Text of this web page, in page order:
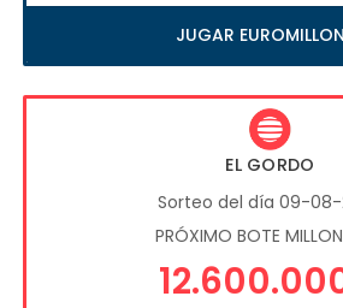
JUGAR
EL GORDO
Sorteo del día 09-
PRÓXIMO BOTE